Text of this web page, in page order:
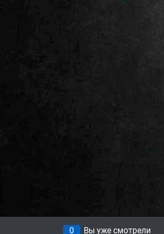
0 Вы уже смотрели